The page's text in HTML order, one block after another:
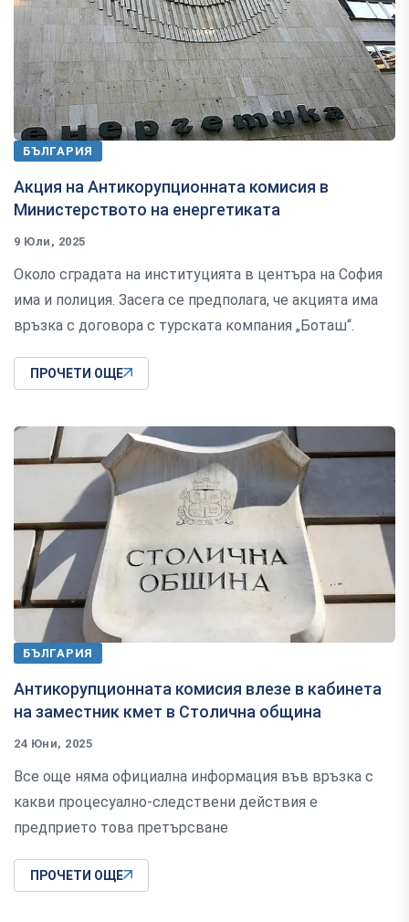
БЪЛГАРИЯ
Акция на Антикорупционната комисия в
Министерството на енергетиката
9 Юли, 2025
Около сградата на институцията в центъра на София
има и полиция. Засега се предполага, че акцията има
връзка с договора с турската компания „Боташ“.
ПРОЧЕТИ ОЩЕ
БЪЛГАРИЯ
Антикорупционната комисия влезе в кабинета
на заместник кмет в Столична община
24 Юни, 2025
Все още няма официална информация във връзка с
какви процесуално-следствени действия е
предприето това претърсване
ПРОЧЕТИ ОЩЕ